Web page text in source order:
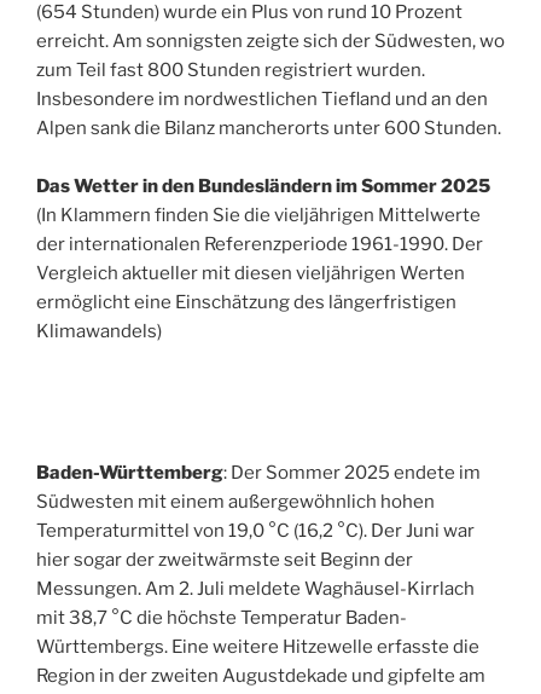
(654 Stunden) wurde ein Plus von rund 10 Prozent
erreicht. Am sonnigsten zeigte sich der Südwesten, wo
zum Teil fast 800 Stunden registriert wurden.
Insbesondere im nordwestlichen Tiefland und an den
Alpen sank die Bilanz mancherorts unter 600 Stunden.
Das Wetter in den Bundesländern im Sommer 2025
(In Klammern finden Sie die vieljährigen Mittelwerte
der internationalen Referenzperiode 1961-1990. Der
Vergleich aktueller mit diesen vieljährigen Werten
ermöglicht eine Einschätzung des längerfristigen
Klimawandels)
Baden-Württemberg: Der Sommer 2025 endete im
Südwesten mit einem außergewöhnlich hohen
Temperaturmittel von 19,0 °C (16,2 °C). Der Juni war
hier sogar der zweitwärmste seit Beginn der
Messungen. Am 2. Juli meldete Waghäusel-Kirrlach
mit 38,7 °C die höchste Temperatur Baden-
Württembergs. Eine weitere Hitzewelle erfasste die
Region in der zweiten Augustdekade und gipfelte am